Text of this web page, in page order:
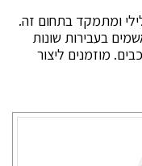
ומתמקד בתחום זה.
בעבירות שונות
מוזמנים ליצור